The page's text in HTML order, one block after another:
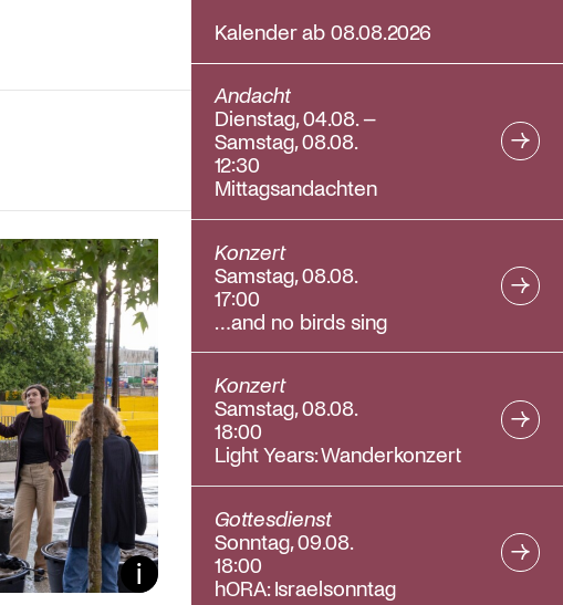
Bildunterschrift ein/
Kalender ab 08.08.2026
Andacht
Dienstag, 04.08. –
Samstag, 08.08.
12:30
Mittagsandachten
Konzert
Samstag, 08.08.
17:00
…and no birds sing
Konzert
Samstag, 08.08.
18:00
Light Years: Wanderkonzert
Gottesdienst
Sonntag, 09.08.
18:00
hORA: Israelsonntag